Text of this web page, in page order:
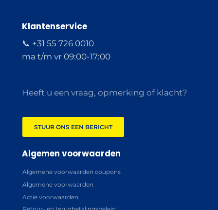
Klantenservice
📞 +31 55 726 0010
ma t/m vr 09:00-17:00
Heeft u een vraag, opmerking of klacht?
STUUR ONS EEN BERICHT
Algemen voorwaarden
Algemene voorwaarden coupons
Algemene voorwaarden
Actie voorwaarden